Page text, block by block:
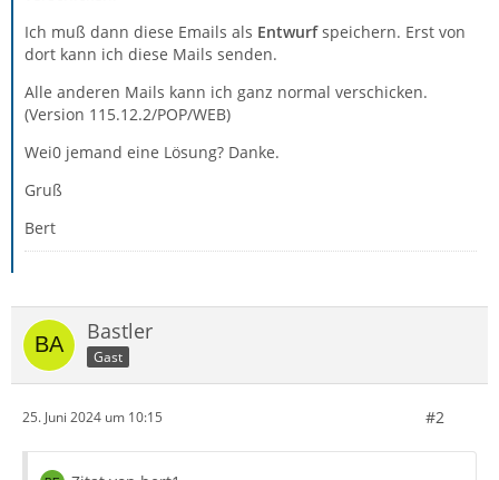
Ich muß dann diese Emails als Entwurfspeichern. Erst von
dort kann ich diese Mails senden.
Alle anderen Mails kann ich ganz normal verschicken.
(Version 115.12.2/POP/WEB)
Wei0 jemand eine Lösung? Danke.
Gruß
Bert
Bastler
Gast
25. Juni 2024 um 10:15 #2